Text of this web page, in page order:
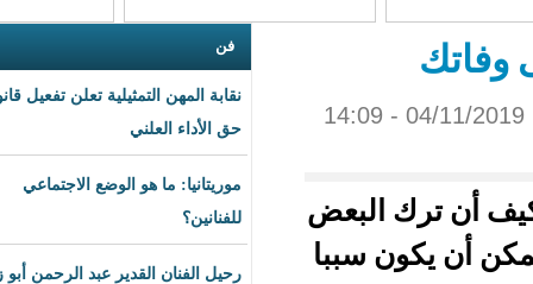
نقابة المهن التمثيلية تعلن تفعيل قانون
حق الأداء العلني
موريتانيا: ما هو الوضع الاجتماعي
للفنانين؟
رحيل الفنان القدير عبد الرحمن أبو زهرة
سببا